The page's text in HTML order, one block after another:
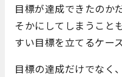
目標が達成できたのか
そかにしてしまうこと
すい目標を立てるケース
目標の達成だけでなく